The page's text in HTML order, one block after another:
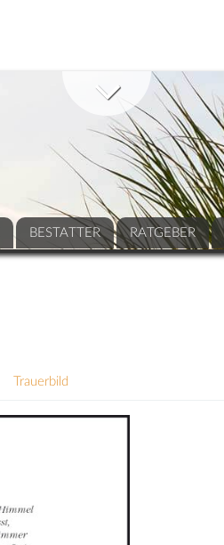
BESTATTER RATGEBER
Trauerbild